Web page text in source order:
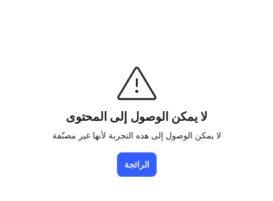
لا يمكن الوصول إلى المحتوى
لا يمكن الوصول إلى هذه التجربة لأنها غير مصنّفة
الرائجة